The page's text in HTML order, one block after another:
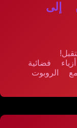
إلى
فضائية
الروبوت